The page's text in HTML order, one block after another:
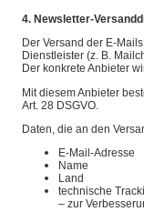
4. Newsletter-
Der Versand der E-
Dienstleister (z. B.
Der konkrete Anbieter
Mit diesem Anbieter
Art. 28 DSGVO.
Daten, die an den
E-Mail-Adresse
Name
Land
technische
– zur